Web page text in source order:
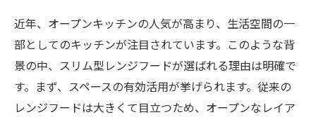
近年、オープンキッチンの人気が高まり、生活空間の一
部としてのキッチンが注目されています。このような背
景の中、スリム型レンジフードが選ばれる理由は明確で
す。まず、スペースの有効活用が挙げられます。従来の
レンジフードは大きくて目立つため、オープンなレイア